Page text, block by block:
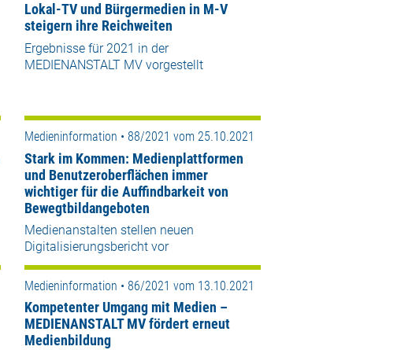
Lokal-TV und Bürgermedien in M-V
steigern ihre Reichweiten
Ergebnisse für 2021 in der
MEDIENANSTALT MV vorgestellt
Medieninformation • 88/2021 vom 25.10.2021
Stark im Kommen: Medienplattformen
und Benutzeroberflächen immer
wichtiger für die Auffindbarkeit von
Bewegtbildangeboten
Medienanstalten stellen neuen
Digitalisierungsbericht vor
Medieninformation • 86/2021 vom 13.10.2021
Kompetenter Umgang mit Medien –
MEDIENANSTALT MV fördert erneut
Medienbildung